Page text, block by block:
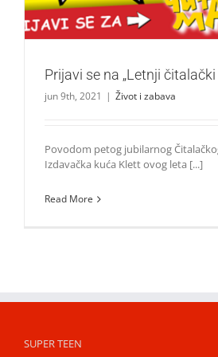
Prijavi se na „Letnji
jun 9th, 2021 | Život i zabava
Povodom petog jubilarnog
Izdavačka kuća Klett ovog leta [...]
Read More
SUPER TEEN